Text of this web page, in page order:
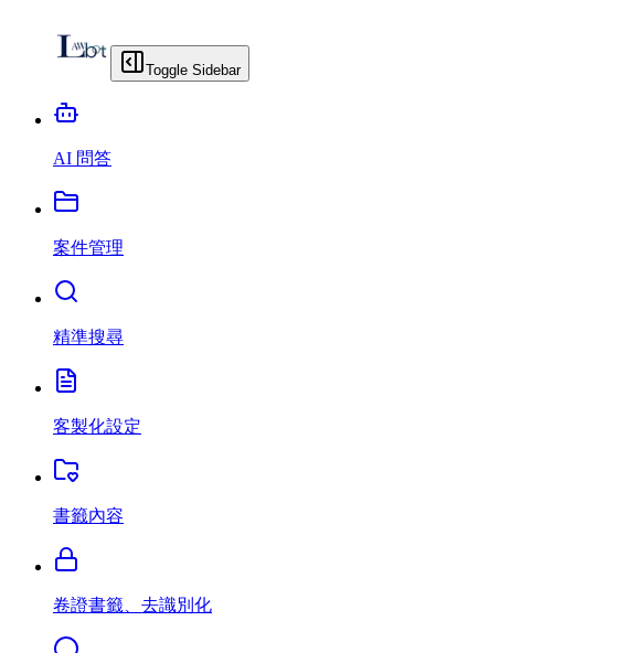
Toggle Sidebar
AI 問答
案件管理
精準搜尋
客製化設定
書籤內容
卷證書籤、去識別化